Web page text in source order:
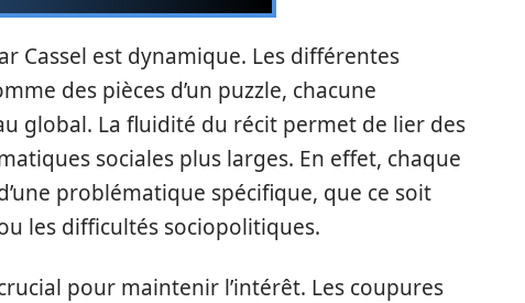
Cassel est dynamique. Les différentes
des pièces d’un puzzle, chacune
global. La fluidité du récit permet de lier des
sociales plus larges. En effet, chaque
problématique spécifique, que ce soit
les difficultés sociopolitiques.
pour maintenir l’intérêt. Les coupures